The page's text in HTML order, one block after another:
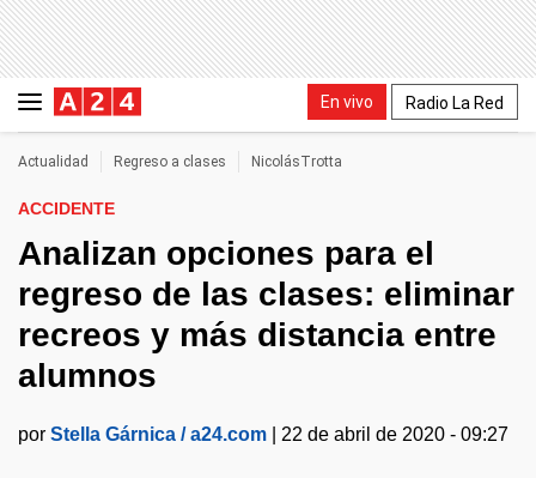
En vivo Radio La Red
Actualidad Regreso a clases NicolásTrotta
ACCIDENTE
Analizan opciones para el
regreso de las clases: eliminar
recreos y más distancia entre
alumnos
por Stella Gárnica / a24.com 22 de abril de 2020 - 09:27